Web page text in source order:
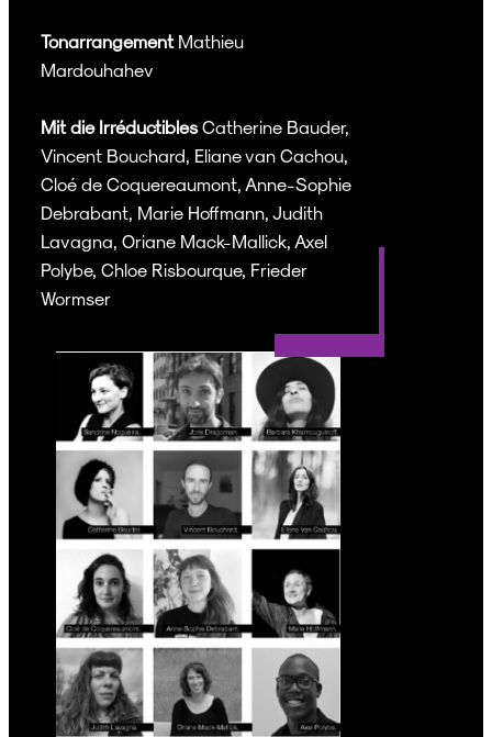
TonarrangementMathieu
Mardouhahev
Mit die IrréductiblesCatherine Bauder,
Vincent Bouchard, Eliane van Cachou,
Cloé de Coquereaumont, Anne-Sophie
Debrabant, Marie Hoffmann, Judith
Lavagna, Oriane Mack-Mallick, Axel
Polybe, Chloe Risbourque, Frieder
Wormser